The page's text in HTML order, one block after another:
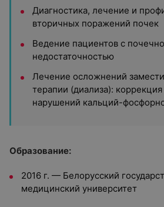
Диагностика, лечение и
вторичных поражений почек
Ведение пациентов с
недостаточностью
Лечение осложнений
терапии (диализа):
нарушений кальций-
Образование:
2016 г. — Белорусский
медицинский университет